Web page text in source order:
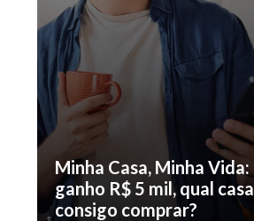
Minha Casa, Minha Vida:
ganho R$ 5 mil, qual casa
consigo comprar?